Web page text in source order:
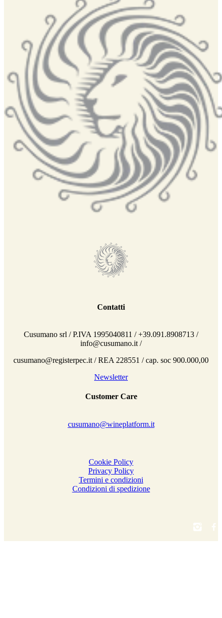
Contatti
Cusumano srl / P.IVA 1995040811 / +39.091.8908713 /
info@cusumano.it /
cusumano@registerpec.it / REA 228551 / cap. soc 900.000,00
Newsletter
Customer Care
cusumano@wineplatform.it
Cookie Policy
Privacy Policy
Termini e condizioni
Condizioni di spedizione